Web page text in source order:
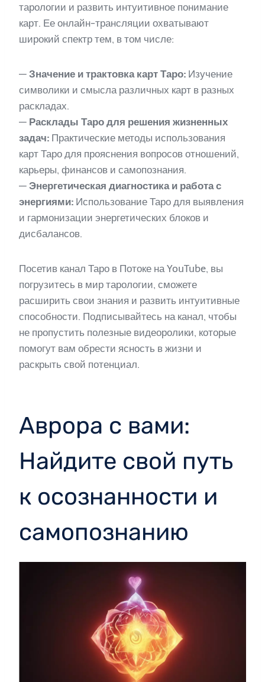
тарологии и развить интуитивное понимание
карт. Ее онлайн-трансляции охватывают
широкий спектр тем, в том числе:
— Значение и трактовка карт Таро: Изучение
символики и смысла различных карт в разных
раскладах.
— Расклады Таро для решения жизненных
задач: Практические методы использования
карт Таро для прояснения вопросов отношений,
карьеры, финансов и самопознания.
— Энергетическая диагностика и работа с
энергиями: Использование Таро для выявления
и гармонизации энергетических блоков и
дисбалансов.
Посетив канал Таро в Потоке на YouTube, вы
погрузитесь в мир тарологии, сможете
расширить свои знания и развить интуитивные
способности. Подписывайтесь на канал, чтобы
не пропустить полезные видеоролики, которые
помогут вам обрести ясность в жизни и
раскрыть свой потенциал.
Аврора с вами:
Найдите свой путь
к осознанности и
самопознанию